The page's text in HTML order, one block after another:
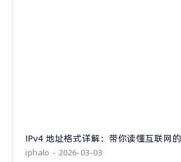
IPv4 地址格式详解：带你读懂互联网
iphalo
2026-03-03